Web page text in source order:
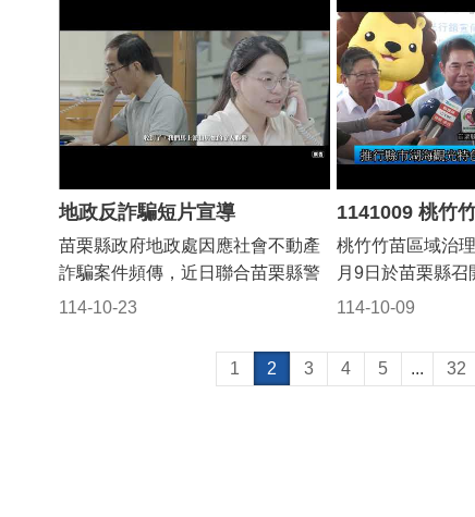
銷出去需要大家一起合作，縣內18
鄉鎮市都有特色，有剛開幕的後龍
百變影城、施工中的好望角、即將
重新包裝過的通霄海水域場，緊接
著還有拱天宮媽祖繞境，不僅是民
南庄慢城更適合大人小孩來體驗慢
生活，海線的龍鳳漁港也正與農業
部洽談規畫漁業大樓，屆時將有更
好的環境銷售漁貨形成觀光亮點，
浪漫台三線沿線更有好的風光景
常值得鄉親過年時來苗栗一遊，同
時也歡迎喜歡苗栗的朋友來到這裡
中幼獅工業區，是台中市政府與苗
栗縣政府，「縣市合作」的一條道
路，加上美光電將進駐銅鑼科學園
區，完工通車後將可紓解目前的擁
塞瓶頸，對發展科技或傳統產業及
觀光都幫助很大。 台中市政府副
秘書長林育鴻指出，140線
2K+870~5K+470道路拓寬工程除
了具有人本特色，將人行步道擴寬
為1.75公尺，也打通了連結美光集
對苗栗縣的未來發展指日可待。
交通工務處長古明弘表示，140線
慶希望的光柱，
誕城」正式開城
名兄弟檔團體「
「音樂來作伴」
場氣氛，縣長鍾
紛紛起舞，，全
栗耶誕城活動暖
佈在竹南運動公
米高貓裏喵造型
口處迎接大家來
耶誕雪奇遇之旅
以「來尞 Chill
結合耶誕節的歡
邀請各地遊客11月22、23日來銅鑼
一遊，欣賞浪漫杭菊花海外，品嘗
美味的芋頭料理。 今年杭菊花
海遍及銅鑼九湖、樟樹、朝陽等
村，自11月中旬開始為期三週，正
於秋美人農場規畫闖關及杭菊食農
DIY體驗以外，當天還有「鼓聲響
起祥獅獻瑞開幕式」、「食芋大振
品嚐會」、「多元文化原民舞蹈」
也會公布於農會臉書粉絲專頁「花
現銅鑼」。 由於每年杭菊季皆
示農友們的特色
長期投入的農友
場等6個協力夥伴
表示，苗栗是全
的家園，目前有
農友，面積達18
力單位長期支持
演整合推動者的
不只是保育名詞
行動力量。 苗栗
虎農作農友及2
－安全蔬果」農
地政反詐騙短片宣導
114-10-23
苗栗縣政府地政處因應社會不動產
詐騙案件頻傳，近日聯合苗栗縣警
局合力拍攝「不動產防詐宣導」短
留意各類不動產詐騙手法及預防對
策。縣長鍾東錦看過影片後表示，
114-10-09
桃竹竹苗區域治
月9日於苗栗縣
善政、新竹縣長
討論通過15項合
市首長聯合行銷
1 2 3 4 5 ... 32